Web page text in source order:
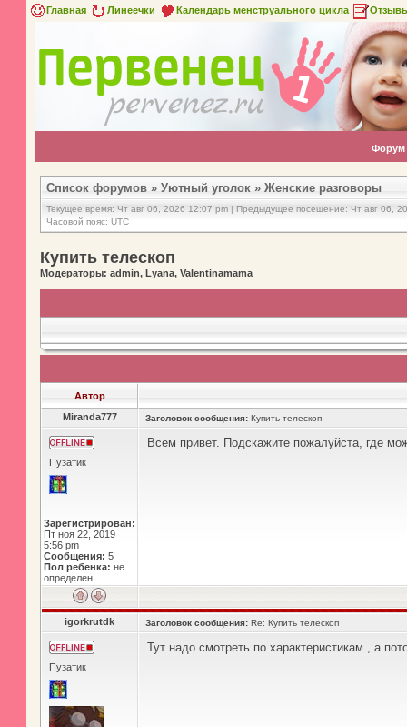
Главная Линеечки Календарь менструального цикла
Форум
Список форумов » Уютный уголок » Женские разговоры
Текущее время: Чт авг 06, 2026 12:07 pm | Предыдущее посещение: Чт авг 06,
Часовой пояс: UTC
Купить телескоп
Модераторы: admin, Lyana, Valentinamama
Автор
Miranda777
Заголовок сообщения: Купить телескоп
Пузатик
Зарегистрирован:
Пт ноя 22, 2019
5:56 pm
Сообщения: 5
Пол ребенка: не
определен
Всем привет. Подскажите пожалуйста, где
igorkrutdk Заголовок сообщения: Re: Купить телескоп
Пузатик
Тут надо смотреть по характеристикам , а